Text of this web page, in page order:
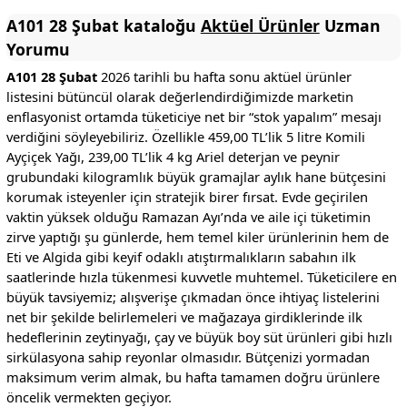
A101 28 Şubat kataloğu Aktüel ÜrünlerUzman
Yorumu
A101 28 Şubat2026 tarihli bu hafta sonu aktüel ürünler
listesini bütüncül olarak değerlendirdiğimizde marketin
enflasyonist ortamda tüketiciye net bir “stok yapalım” mesajı
verdiğini söyleyebiliriz. Özellikle 459,00 TL’lik 5 litre Komili
Ayçiçek Yağı, 239,00 TL’lik 4 kg Ariel deterjan ve peynir
grubundaki kilogramlık büyük gramajlar aylık hane bütçesini
korumak isteyenler için stratejik birer fırsat. Evde geçirilen
vaktin yüksek olduğu Ramazan Ayı’nda ve aile içi tüketimin
zirve yaptığı şu günlerde, hem temel kiler ürünlerinin hem de
Eti ve Algida gibi keyif odaklı atıştırmalıkların sabahın ilk
saatlerinde hızla tükenmesi kuvvetle muhtemel. Tüketicilere en
büyük tavsiyemiz; alışverişe çıkmadan önce ihtiyaç listelerini
net bir şekilde belirlemeleri ve mağazaya girdiklerinde ilk
hedeflerinin zeytinyağı, çay ve büyük boy süt ürünleri gibi hızlı
sirkülasyona sahip reyonlar olmasıdır. Bütçenizi yormadan
maksimum verim almak, bu hafta tamamen doğru ürünlere
öncelik vermekten geçiyor.